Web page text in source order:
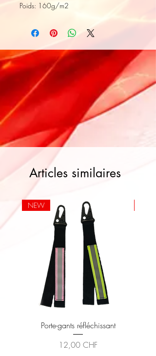
Poids: 160g/m2
Articles similaires
NEW
Porte-gants réfléchissant
Prix
12,00 CHF